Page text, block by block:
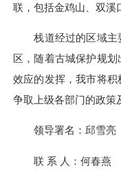
联，包括金鸡山、双溪
栈道经过的区域主
区，随着古城保护规
效应的发挥，我市将
争取上级各部门的政策
领导署名：邱雪亮
联 系 人：何春燕